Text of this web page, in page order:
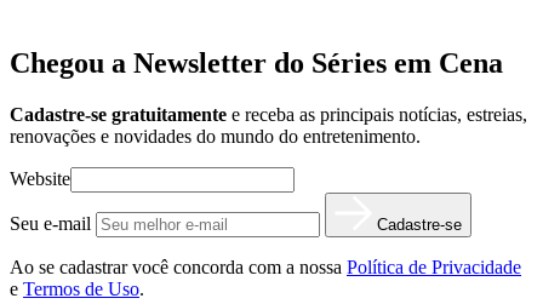
Chegou a Newsletter do Séries em Cena
Cadastre-se gratuitamente e receba as principais notícias, estreias,
renovações e novidades do mundo do entretenimento.
Website
Seu e-mail Cadastre-se
Ao se cadastrar você concorda com a nossa Política de Privacidade
e Termos de Uso.